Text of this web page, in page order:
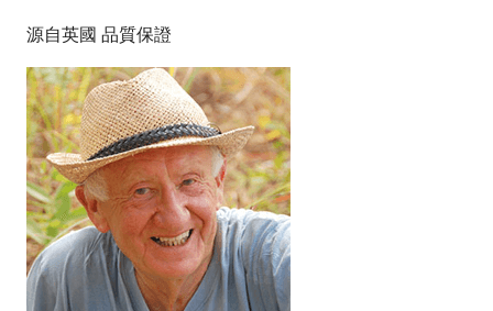
源自英國 品質保證